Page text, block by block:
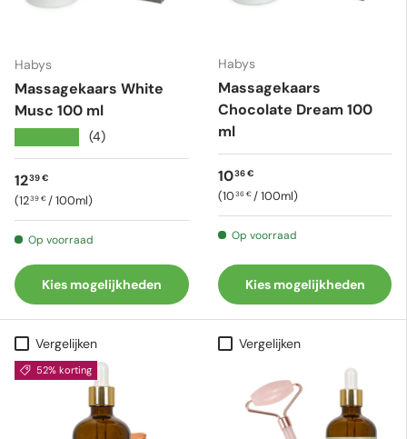
Habys
Massagekaars White
Musc 100 ml
(4)
Reguliere prijs
1239 €
Eenheid prijs
1239 € /100ml
Op voorraad
Kies mogelijkheden
Habys
Massagekaars
Chocolate Dream 100
ml
Reguliere prijs
1036 €
Eenheid prijs
10 36 € /100ml
Op voorraad
Kies mogelijkheden
Vergelijken
52% korting
Vergelijken